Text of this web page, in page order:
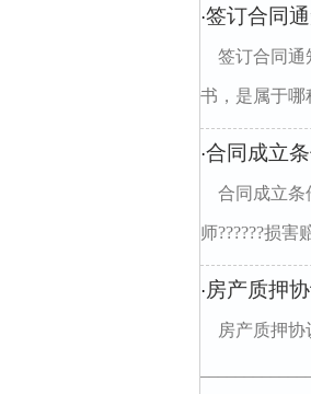
·签订合同
签订合同通
书，是属于哪
·合同成立
合同成立条
师??????损害
·房产质押
房产质押协